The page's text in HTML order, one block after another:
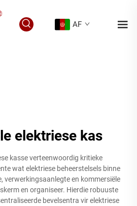
AF
elektriese kas
kasse verteenwoordig kritieke
wat elektriese beheerstelsels binne
verwerkingsaanlegte en kommersiële
en organiseer. Hierdie robuuste
bevelsentra vir elektriese